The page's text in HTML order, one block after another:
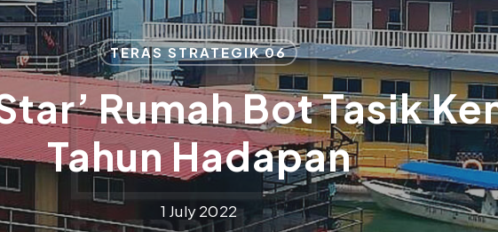
TERAS STRATEGIK 06
Rumah Bot Tasik
Tahun Hadapan
1 July 2022